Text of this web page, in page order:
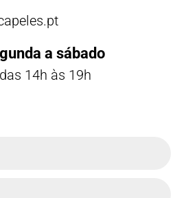
a sábado
14h às 19h